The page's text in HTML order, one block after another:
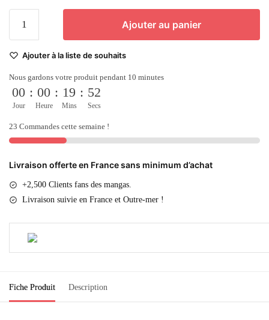
Ajouter au panier
Ajouter à la liste de souhaits
Nous gardons votre produit pendant 10 minutes
00
Jour
: 00
Heure
: 19
Mins
: 51
Secs
23 Commandes cette semaine !
Livraison offerte en France sans minimum d’achat
+2,500 Clients fans des mangas.
Livraison suivie en France et Outre-mer !
Fiche Produit Description